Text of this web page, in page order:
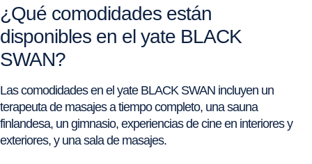
¿Qué comodidades están
disponibles en el yate BLACK
SWAN?
Las comodidades en el yate BLACK SWAN incluyen un
terapeuta de masajes a tiempo completo, una sauna
finlandesa, un gimnasio, experiencias de cine en interiores y
exteriores, y una sala de masajes.